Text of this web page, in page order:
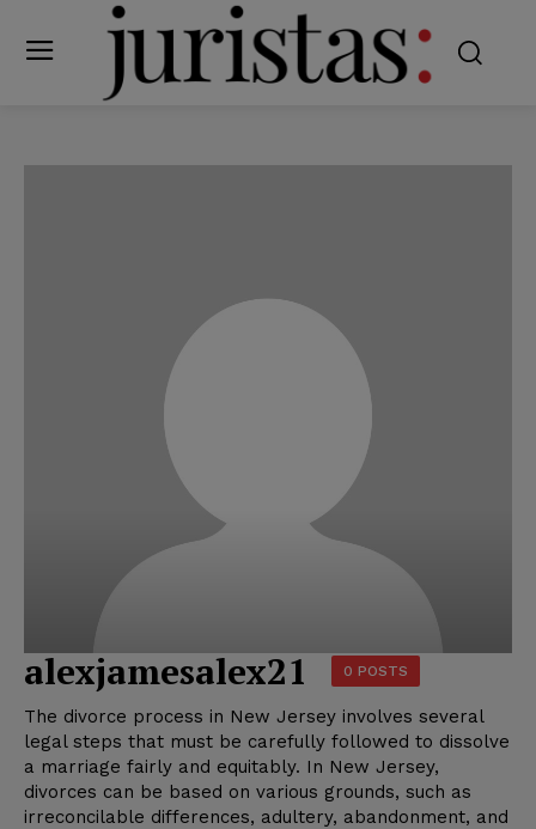
alexjamesalex21 0 POSTS
The divorce process in New Jersey involves several
legal steps that must be carefully followed to dissolve
a marriage fairly and equitably. In New Jersey,
divorces can be based on various grounds, such as
irreconcilable differences, adultery, abandonment, and